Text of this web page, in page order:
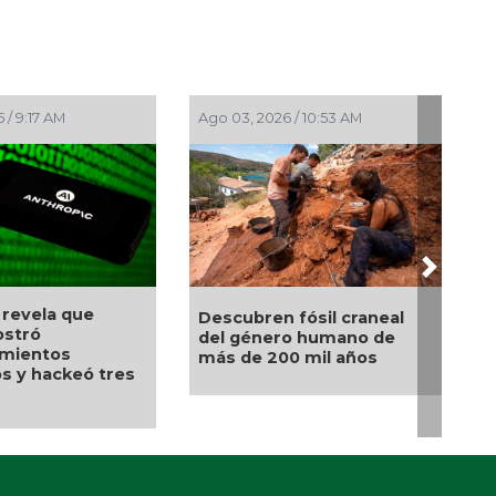
/ 10:53 AM
fósil craneal
humano de
mil años
Jul 30, 2026 / 10:25 AM
SecureDNA: el sistema
que busca frenar la
próxima pandemia antes
Next